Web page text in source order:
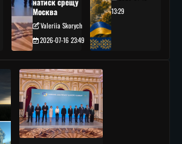
Москва
Valeriia Skorych
2026-07-16 23:49
13:29